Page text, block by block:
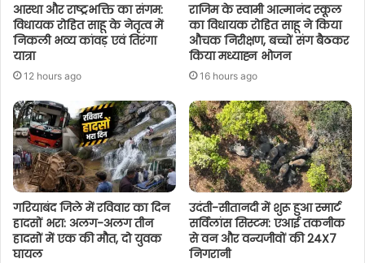
आस्था और राष्ट्रभक्ति का संगम:
विधायक रोहित साहू के नेतृत्व में
निकली भव्य कांवड़ एवं तिरंगा
यात्रा
12 hours ago
राजिम के स्वामी आत्मानंद स्कूल
का विधायक रोहित साहू ने किया
औचक निरीक्षण, बच्चों संग बैठकर
किया मध्याह्न भोजन
16 hours ago
गरियाबंद जिले में रविवार का दिन
हादसों भरा: अलग-अलग तीन
हादसों में एक की मौत, दो युवक
घायल
उदंती-सीतानदी में शुरू हुआ स्मार्ट
सर्विलांस सिस्टम: एआई तकनीक
से वन और वन्यजीवों की 24X7
निगरानी